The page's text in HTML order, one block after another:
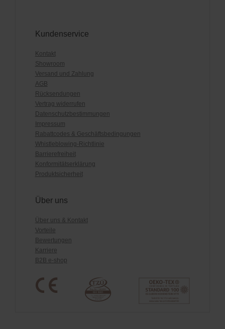
Kundenservice
Kontakt
Showroom
Versand und Zahlung
AGB
Rücksendungen
Vertrag widerrufen
Datenschutzbestimmungen
Impressum
Rabattcodes & Geschäftsbedingungen
Whistleblowing-Richtlinie
Barrierefreiheit
Konformitätserklärung
Produktsicherheit
Über uns
Über uns & Kontakt
Vorteile
Bewertungen
Karriere
B2B e-shop